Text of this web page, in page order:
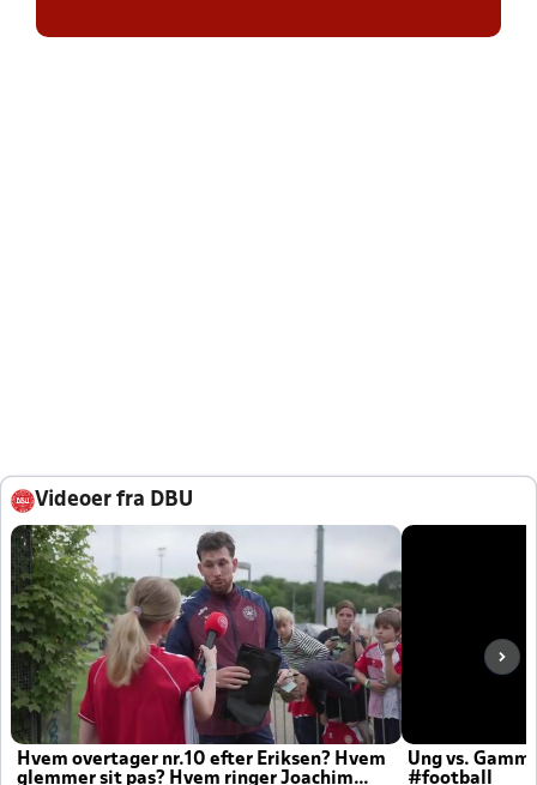
Videoer fra DBU
Hvem overtager nr.10 efter Eriksen? Hvem
glemmer sit pas? Hvem ringer Joachim
Ung vs.
#football